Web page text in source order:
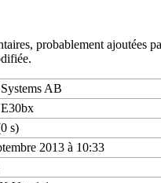
probablement ajoutées
AB
s)
2013 à 10:33